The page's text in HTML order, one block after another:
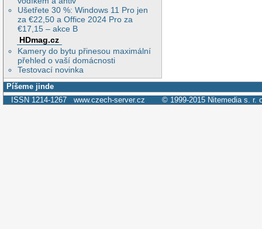
Ušetřete 30 %: Windows 11 Pro jen
za €22,50 a Office 2024 Pro za
€17,15 – akce B
HDmag.cz
Kamery do bytu přinesou maximální
přehled o vaší domácnosti
Testovací novinka
Píšeme jinde
ISSN 1214-1267 www.czech-server.cz © 1999-2015 Nitemedia s. r.